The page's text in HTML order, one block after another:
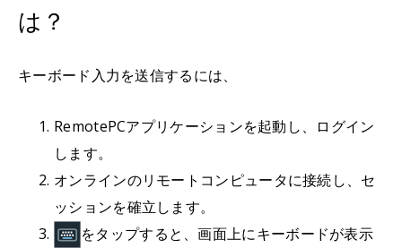
は？
キーボード入力を送信するには、
RemotePCアプリケーションを起動し、ログイン
します。
オンラインのリモートコンピュータに接続し、セ
ッションを確立します。
をタップすると、画面上にキーボードが表示